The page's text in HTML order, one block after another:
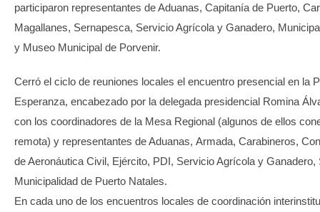
participaron representantes de Aduanas, Capitanía de Puerto,
Magallanes, Sernapesca, Servicio Agrícola y Ganadero,
y Museo Municipal de Porvenir.
Cerró el ciclo de reuniones locales el encuentro presencial en la
Esperanza, encabezado por la delegada presidencial Romina
con los coordinadores de la Mesa Regional (algunos de ellos
remota) y representantes de Aduanas, Armada, Carabineros,
de Aeronáutica Civil, Ejército, PDI, Servicio Agrícola y Ganadero,
Municipalidad de Puerto Natales.
En cada uno de los encuentros locales de coordinación